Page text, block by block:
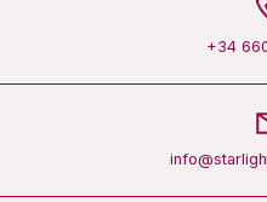
+34